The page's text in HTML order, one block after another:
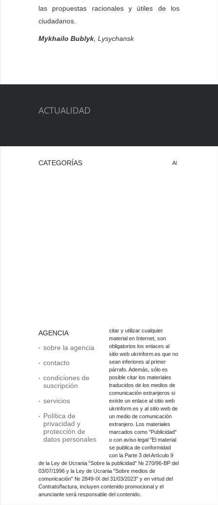
las propuestas racionales y útiles de los
ciudadanos.
Mykhailo Bublyk , Lysychansk
ACTUALIDAD
CATEGORÍAS
AGENCIA
sobre la agencia
contacto
condiciones de
suscripción
servicios
Política de
privacidad y
protección de
datos personales
Al
citar y utilizar cualquier
material en Internet, son
obligatorios los enlaces al
sitio web ukrinform.es que no
sean inferiores al primer
párrafo. Además, sólo es
posible citar los materiales
traducidos de los medios de
comunicación extranjeros si
existe un enlace al sitio web
ukrinform.es y al sitio web de
un medio de comunicación
extranjero. Los materiales
marcados como "Publicidad"
o con aviso legal "El material
se publica de conformidad
con la Parte 3 del Artículo 9
de la Ley de Ucrania "Sobre la publicidad" № 270/96-ВР del
03/07/1996 y la Ley de Ucrania "Sobre medios de
comunicación" № 2849-IX del 31/03/2023" y en virtud del
Contrato/factura, incluyen contenido promocional y el
anunciante será responsable del contenido.